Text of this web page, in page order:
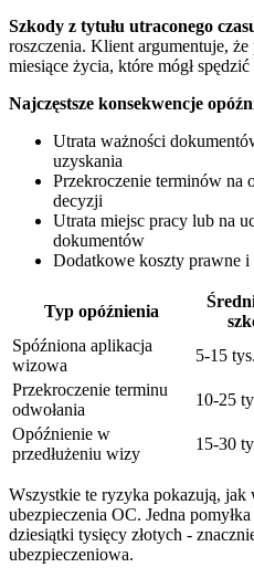
Szkody z tytułu utraconego
roszczenia. Klient argumentuje, że
miesiące życia, które mógł
Najczęstsze konsekwencje
Utrata ważności
uzyskania
Przekroczenie terminów na
decyzji
Utrata miejsc pracy lub na
dokumentów
Dodatkowe koszty prawne i
Typ opóźnienia
Spóźniona aplikacja
wizowa
5-15
Przekroczenie terminu
odwołania
10-25
Opóźnienie w
przedłużeniu wizy
15-30
Wszystkie te ryzyka pokazują, jak
ubezpieczenia OC. Jedna
dziesiątki tysięcy złotych -
ubezpieczeniowa.